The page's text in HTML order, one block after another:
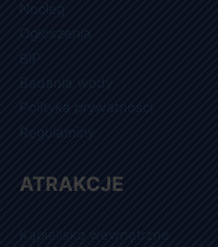
Nocleg
Ogłoszenia
BIP
Badania wody
Polityka prywatności
Regulaminy
ATRAKCJE
Kąpielisko wewnętrzne